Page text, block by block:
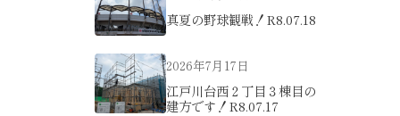
真夏の野球観戦！R8.07.18
2026年7月17日
江戸川台西２丁目３棟目の
建方です！R8.07.17